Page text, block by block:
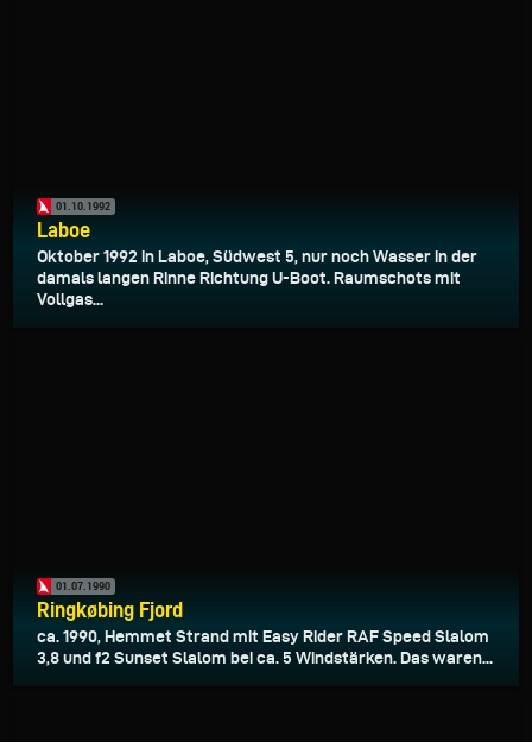
01.10.1992
Laboe
Oktober 1992 in Laboe, Südwest 5, nur noch Wasser in der
damals langen Rinne Richtung U-Boot. Raumschots mit
Vollgas...
01.07.1990
Ringkøbing Fjord
ca. 1990, Hemmet Strand mit Easy Rider RAF Speed Slalom
3,8 und f2 Sunset Slalom bei ca. 5 Windstärken. Das waren...